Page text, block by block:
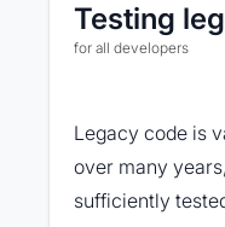
Testing
for all developers
Legacy code is
over many
sufficiently